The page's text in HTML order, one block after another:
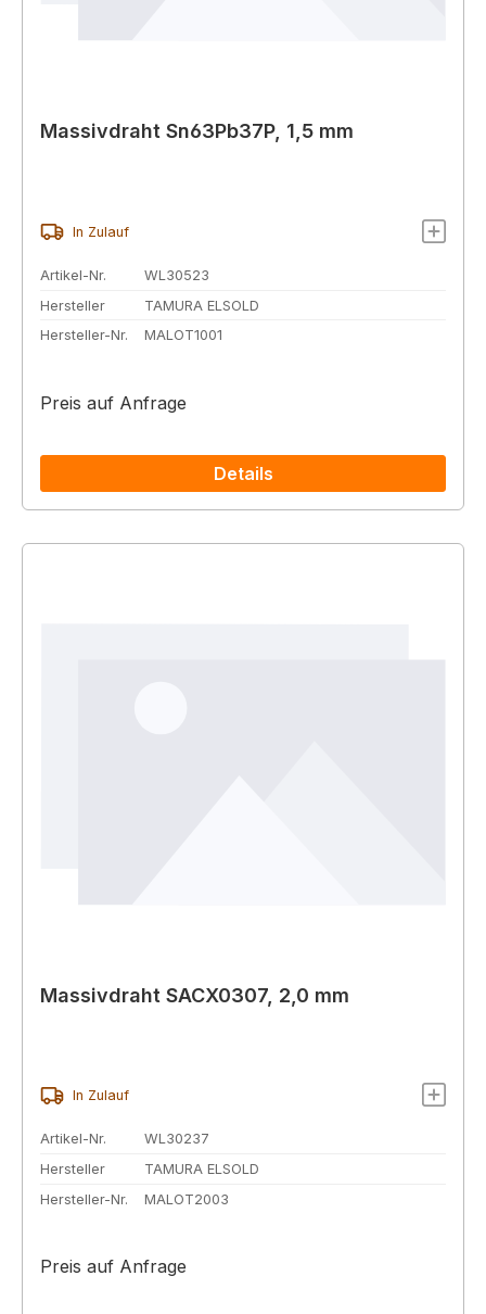
Massivdraht Sn63Pb37P, 1,5 mm
In Zulauf
Artikel-Nr.
WL30523
Hersteller
TAMURA ELSOLD
Hersteller-Nr.
MALOT1001
Preis auf Anfrage
Details
Massivdraht SACX0307, 2,0 mm
In Zulauf
Artikel-Nr.
WL30237
Hersteller
TAMURA ELSOLD
Hersteller-Nr.
MALOT2003
Preis auf Anfrage